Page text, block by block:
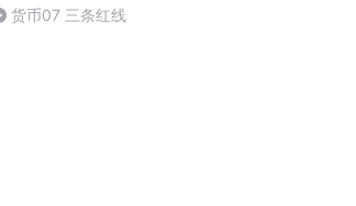
货币07 三条红线